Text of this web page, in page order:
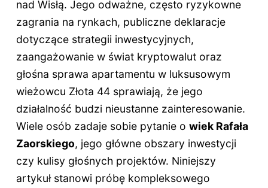
nad Wisłą. Jego odważne, często ryzykowne
zagrania na rynkach, publiczne deklaracje
dotyczące strategii inwestycyjnych,
zaangażowanie w świat kryptowalut oraz
głośna sprawa apartamentu w luksusowym
wieżowcu Złota 44 sprawiają, że jego
działalność budzi nieustanne zainteresowanie.
Wiele osób zadaje sobie pytanie o wiek Rafała
Zaorskiego, jego główne obszary inwestycji
czy kulisy głośnych projektów. Niniejszy
artykuł stanowi próbę kompleksowego